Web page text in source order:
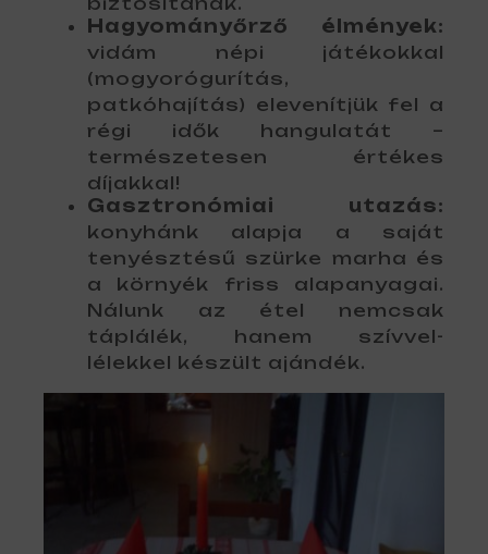
Hagyományőrző élmények:
vidám népi játékokkal
(mogyorógurítás,
patkóhajítás) elevenítjük fel a
régi idők hangulatát –
természetesen értékes
díjakkal!
Gasztronómiai utazás:
konyhánk alapja a saját
tenyésztésű szürke marha és
a környék friss alapanyagai.
Nálunk az étel nemcsak
táplálék, hanem szívvel-
lélekkel készült ajándék.